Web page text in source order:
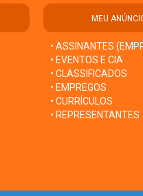
MEU
• ASSINANTES
• EVENTOS E CIA
• CLASSIFICADOS
• EMPREGOS
• CURRÍCULOS
• REPRESENTANTES